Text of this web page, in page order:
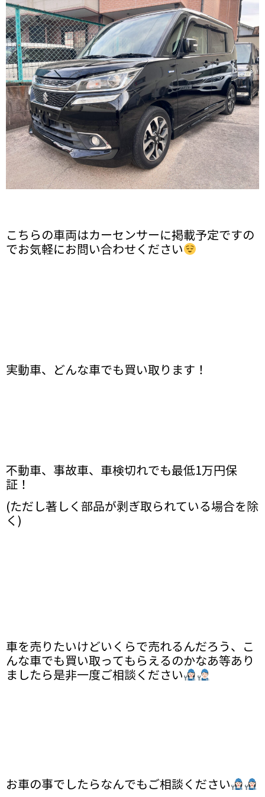
こちらの車両はカーセンサーに掲載予定ですの
でお気軽にお問い合わせください
実動車、どんな車でも買い取ります！
不動車、事故車、車検切れでも最低1万円保
証！
(ただし著しく部品が剥ぎ取られている場合を除
く)
車を売りたいけどいくらで売れるんだろう、こ
んな車でも買い取ってもらえるのかなあ等あり
ましたら是非一度ご相談ください
お車の事でしたらなんでもご相談ください